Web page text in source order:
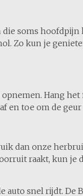
soms hoofdpijn
Zo kun je
Hang het
en toe om de
dan onze
raakt, kun je
auto snel rijdt. De